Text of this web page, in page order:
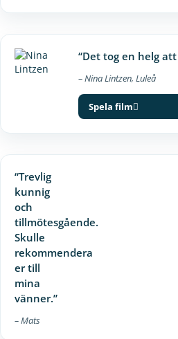
“Det tog en helg
– Nina Lintzen, Luleå
Spela film
“Trevlig
kunnig
och
tillmötesgående.
Skulle
rekommendera
er till
mina
vänner.”
– Mats